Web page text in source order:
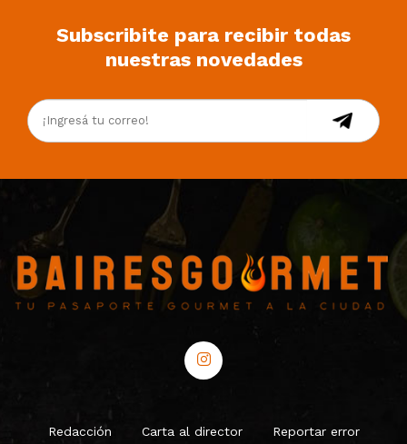
Subscribite para recibir todas
nuestras novedades
Redacción Carta al director Reportar error